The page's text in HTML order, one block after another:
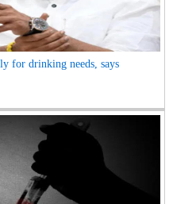
for drinking needs, says